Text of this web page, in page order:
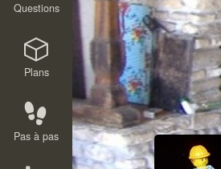
Questions
Plans
Pas à pas